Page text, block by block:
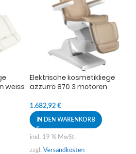
weiss
Elektrische kosmetikliege
azzurro 870 3 motoren
1.682,92 €
IN DEN WARENKORB
inkl. 19 % MwSt.
zzgl. Versandkosten